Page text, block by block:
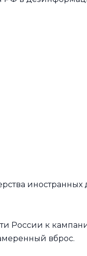
иностранных
России к
вброс.